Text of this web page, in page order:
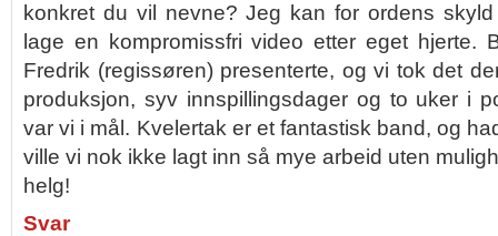
konkret du vil nevne? Jeg kan for ordens
lage en kompromissfri video etter eget hjerte.
Fredrik (regissøren) presenterte, og vi tok det
produksjon, syv innspillingsdager og to uker i
var vi i mål. Kvelertak er et fantastisk band, og
ville vi nok ikke lagt inn så mye arbeid uten
helg!
Svar